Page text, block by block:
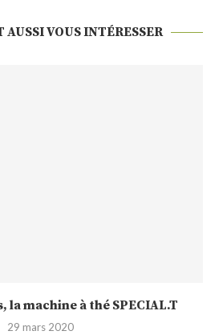
AUSSI VOUS INTÉRESSER
la machine à thé SPECIAL.T
29 mars 2020